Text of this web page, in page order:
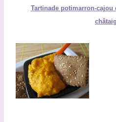
Tartinade potimarron-cajou